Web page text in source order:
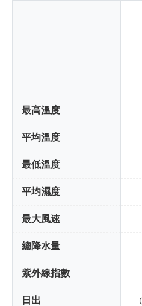
最高溫度
平均溫度
最低溫度
平均濕度
最大風速
總降水量
紫外線指數
日出